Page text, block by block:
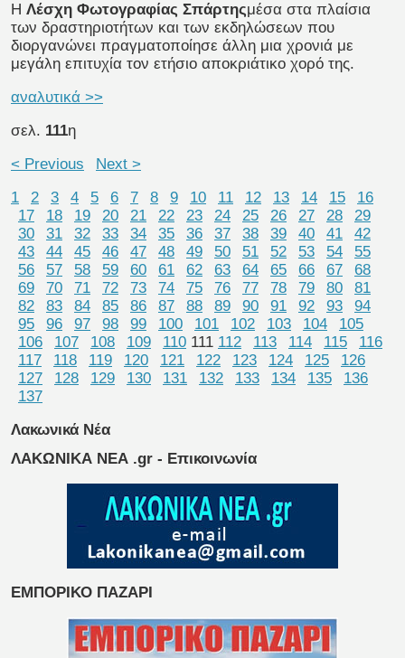
Η Λέσχη Φωτογραφίας Σπάρτηςμέσα στα πλαίσια
των δραστηριοτήτων και των εκδηλώσεων που
διοργανώνει πραγματοποίησε άλλη μια χρονιά με
μεγάλη επιτυχία τον ετήσιο αποκριάτικο χορό της.
αναλυτικά >>
σελ. 111η
< Previous
Next >
1
2 3 4 5 6 7 8 9 10 11 12 13 14 15
16
17
18 19 20 21 22 23 24 25 26 27 28
29
30
31 32 33 34 35 36 37 38 39 40 41
42
43
44 45 46 47 48 49 50 51 52 53 54
55
56
57 58 59 60 61 62 63 64 65 66 67
68
69
70 71 72 73 74 75 76 77 78 79 80
81
82
83 84 85 86 87 88 89 90 91 92 93
94
95
96 97 98 99 100 101 102 103 104
105
106
107 108 109 110 111 112 113 114 115
116
117
118 119 120 121 122 123 124 125
126
127
128 129 130 131 132 133 134 135
136
137
Λακωνικά Νέα
ΛΑΚΩΝΙΚΑ ΝΕΑ .gr - Επικοινωνία
ΕΜΠΟΡΙΚΟ ΠΑΖΑΡΙ